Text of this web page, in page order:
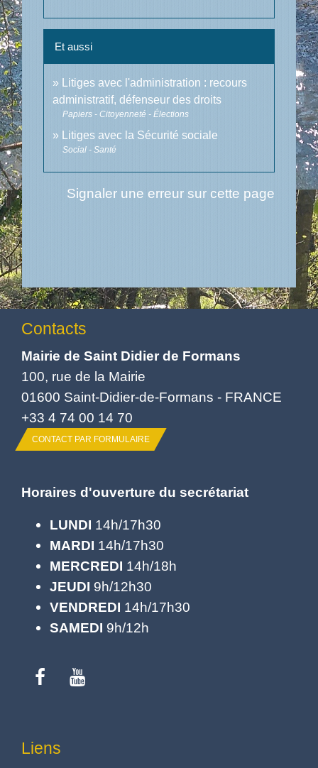
Et aussi
Litiges avec l'administration : recours
administratif, défenseur des droits
Papiers - Citoyenneté - Élections
Litiges avec la Sécurité sociale
Social - Santé
Signaler une erreur sur cette page
Contacts
Mairie de Saint Didier de Formans
100, rue de la Mairie
01600 Saint-Didier-de-Formans - FRANCE
+33 4 74 00 14 70
CONTACT PAR FORMULAIRE
Horaires d'ouverture du secrétariat
LUNDI 14h/17h30
MARDI 14h/17h30
MERCREDI 14h/18h
JEUDI 9h/12h30
VENDREDI 14h/17h30
SAMEDI 9h/12h
Liens